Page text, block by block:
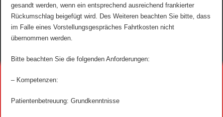
gesandt werden, wenn ein entsprechend ausreichend frankierter
Rückumschlag beigefügt wird. Des Weiteren beachten Sie bitte, dass
im Falle eines Vorstellungsgespräches Fahrtkosten nicht
übernommen werden.
Bitte beachten Sie die folgenden Anforderungen:
– Kompetenzen:
Patientenbetreuung: Grundkenntnisse